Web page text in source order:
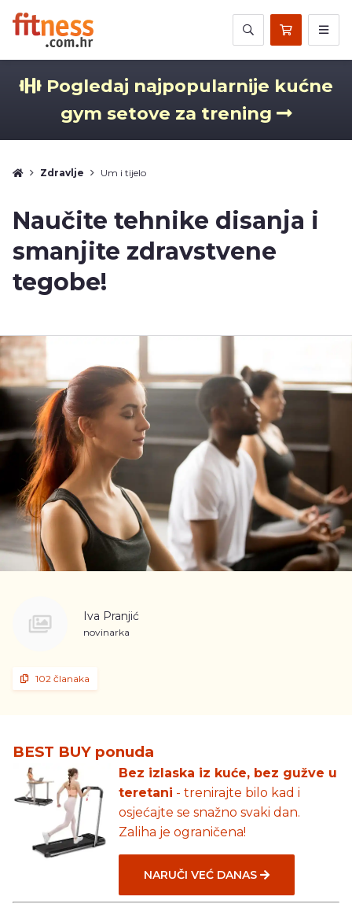
Pogledaj najpopularnije kućne
gym setove za trening
Zdravlje Um i tijelo
Naučite tehnike disanja i
smanjite zdravstvene
tegobe!
Iva Pranjić
novinarka
102 članaka
BEST BUY ponuda
Bez izlaska iz kuće, bez gužve u
teretani - trenirajte bilo kad i
osjećajte se snažno svaki dan.
Zaliha je ograničena!
NARUČI VEĆ DANAS